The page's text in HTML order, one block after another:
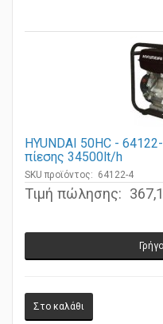
HYUNDAI 50HC -
πίεσης 34500lt/h
SKU προϊόντος: 64122-4
Τιμή πώλησης: